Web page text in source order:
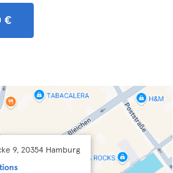
€
9, 20354 Hamburg